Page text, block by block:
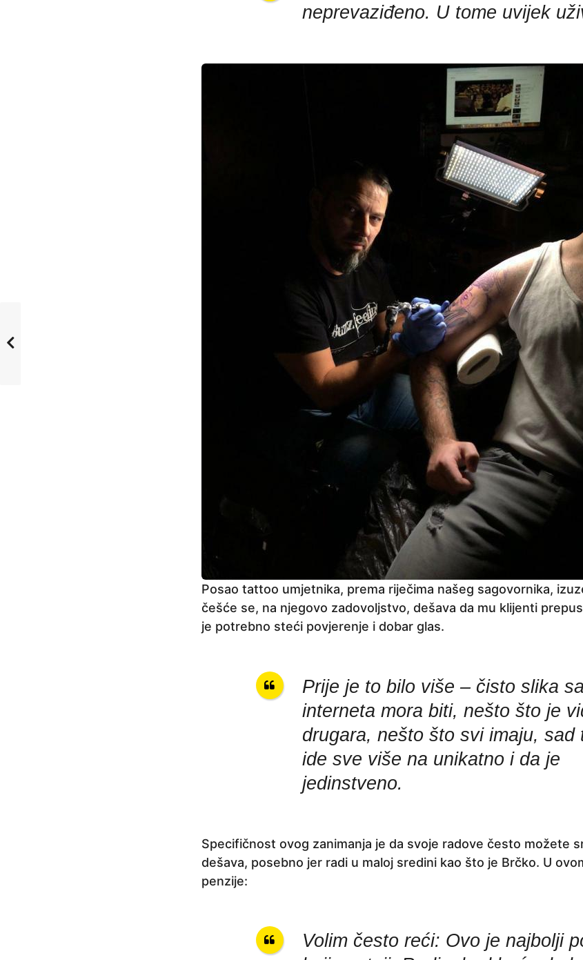
neprevaziđeno. U tome uvijek
Posao tattoo umjetnika, prema riječima našeg sagovornika,
češće se, na njegovo zadovoljstvo, dešava da mu klijenti
je potrebno steći povjerenje i dobar glas.
Prije je to bilo više – čisto slika sa
interneta mora biti, nešto što je
drugara, nešto što svi imaju, sad
ide sve više na unikatno i da je
jedinstveno.
Specifičnost ovog zanimanja je da svoje radove često možete
dešava, posebno jer radi u maloj sredini kao što je Brčko. U
penzije:
Volim često reći: Ovo je najbolji